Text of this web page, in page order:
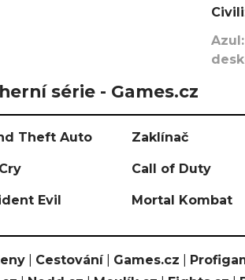
série - Games.cz
Theft Auto Zaklínač
Call of Duty
Evil Mortal Kombat
Cestování| Games.cz